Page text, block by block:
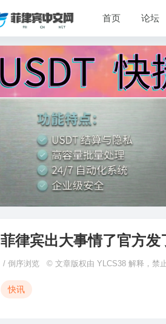
首页 论坛
菲律宾出大事情了官方发
/ 倒序浏览 © 文章版权由 YLCS38 解释，禁
快讯